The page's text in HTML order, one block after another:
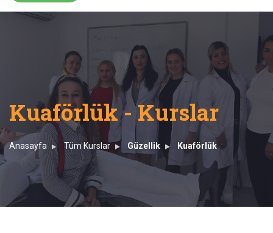
Kuaförlük - Kurslar
Anasayfa Tüm Kurslar Güzellik Kuaförlük